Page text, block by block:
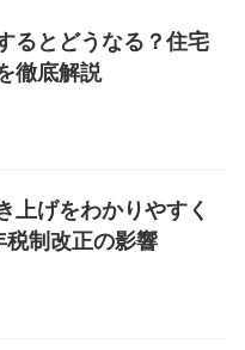
るとどうなる？住宅
徹底解説
上げをわかりやすく
制改正の影響